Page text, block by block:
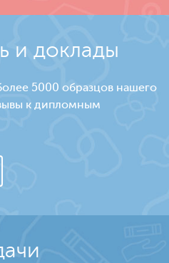
и доклады
5000 образцов нашего
к дипломным